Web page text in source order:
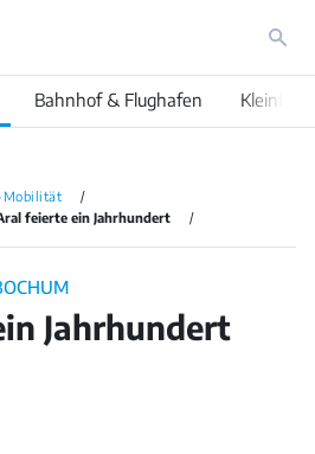
Bahnhof & Flughafen
Mobilität
feierte ein Jahrhundert
Jahrhundert